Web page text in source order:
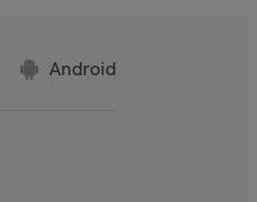
Android